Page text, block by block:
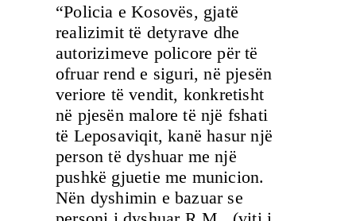
“Policia e Kosovës, gjatë
realizimit të detyrave dhe
autorizimeve policore për të
ofruar rend e siguri, në pjesën
veriore të vendit, konkretisht
në pjesën malore të një fshati
të Leposaviqit, kanë hasur një
person të dyshuar me një
pushkë gjuetie me municion.
Nën dyshimin e bazuar se